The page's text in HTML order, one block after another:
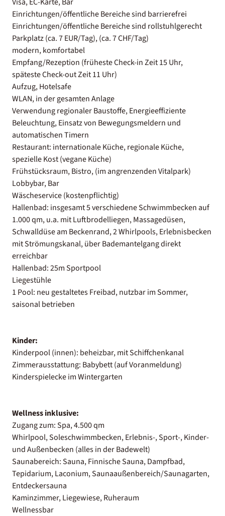
Einrichtungen/öffentliche Bereiche sind barrierefrei
Einrichtungen/öffentliche Bereiche sind rollstuhlgerecht
Parkplatz (ca. 7 EUR/Tag), (ca. 7 CHF/Tag)
modern, komfortabel
Empfang/Rezeption (früheste Check-in Zeit 15 Uhr,
späteste Check-out Zeit 11 Uhr)
Aufzug, Hotelsafe
WLAN, in der gesamten Anlage
Verwendung regionaler Baustoffe, Energieeffiziente
Beleuchtung, Einsatz von Bewegungsmeldern und
automatischen Timern
Restaurant: internationale Küche, regionale Küche,
spezielle Kost (vegane Küche)
Frühstücksraum, Bistro, (im angrenzenden Vitalpark)
Lobbybar, Bar
Wäscheservice (kostenpflichtig)
Hallenbad: insgesamt 5 verschiedene Schwimmbecken auf
1.000 qm, u.a. mit Luftbrodelliegen, Massagedüsen,
Schwalldüse am Beckenrand, 2 Whirlpools, Erlebnisbecken
mit Strömungskanal, über Bademantelgang direkt
erreichbar
Hallenbad: 25m Sportpool
Liegestühle
1 Pool: neu gestaltetes Freibad, nutzbar im Sommer,
saisonal betrieben
Kinder:
Kinderpool (innen): beheizbar, mit Schiffchenkanal
Zimmerausstattung: Babybett (auf Voranmeldung)
Kinderspielecke im Wintergarten
Wellness inklusive:
Zugang zum: Spa, 4.500 qm
Whirlpool, Soleschwimmbecken, Erlebnis-, Sport-, Kinder-
und Außenbecken (alles in der Badewelt)
Saunabereich: Sauna, Finnische Sauna, Dampfbad,
Tepidarium, Laconium, Saunaaußenbereich/Saunagarten,
Entdeckersauna
Kaminzimmer, Liegewiese, Ruheraum
Wellnessbar